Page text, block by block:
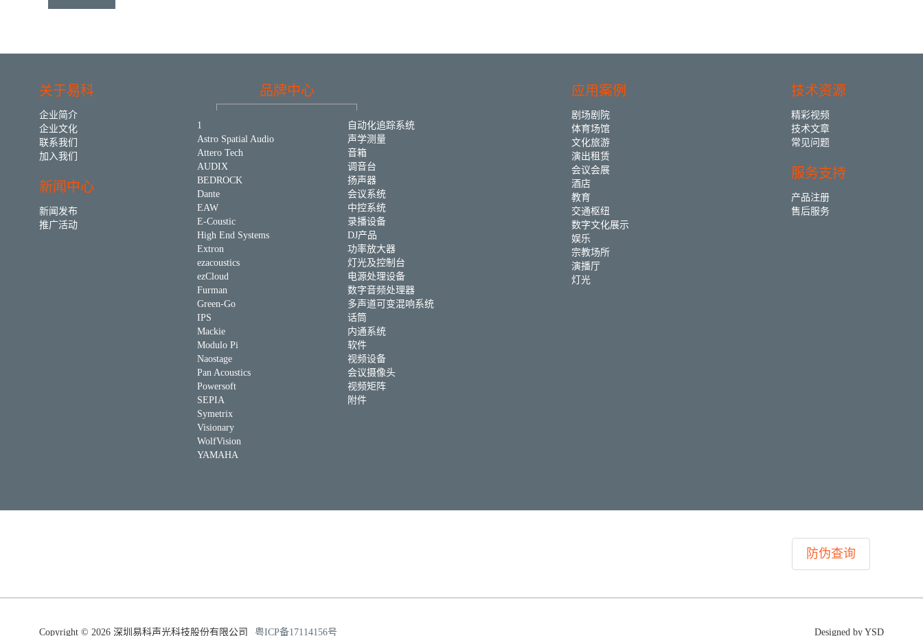
关于易科
企业简介
企业文化
联系我们
加入我们
新闻中心
新闻发布
推广活动
品牌中心
1
Astro Spatial Audio
Attero Tech
AUDIX
BEDROCK
Dante
EAW
E-Coustic
High End Systems
Extron
ezacoustics
ezCloud
Furman
Green-Go
IPS
Mackie
Modulo Pi
Naostage
Pan Acoustics
Powersoft
SEPIA
Symetrix
Visionary
WolfVision
YAMAHA
自动化追踪系统
声学测量
音箱
调音台
扬声器
会议系统
中控系统
录播设备
DJ产品
功率放大器
灯光及控制台
电源处理设备
数字音频处理器
多声道可变混响系统
话筒
内通系统
软件
视频设备
会议摄像头
视频矩阵
附件
应用案例
剧场剧院
体育场馆
文化旅游
演出租赁
会议会展
酒店
教育
交通枢纽
数字文化展示
娱乐
宗教场所
演播厅
灯光
技术资源
精彩视频
技术文章
常见问题
服务支持
产品注册
售后服务
防伪查询
Copyright © 2026 深圳易科声光科技股份有限公司 粤ICP备17114156号 Designed by YSD